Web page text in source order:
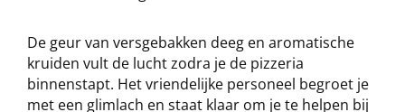
De geur van versgebakken deeg en aromatische
kruiden vult de lucht zodra je de pizzeria
binnenstapt. Het vriendelijke personeel begroet je
met een glimlach en staat klaar om je te helpen bij